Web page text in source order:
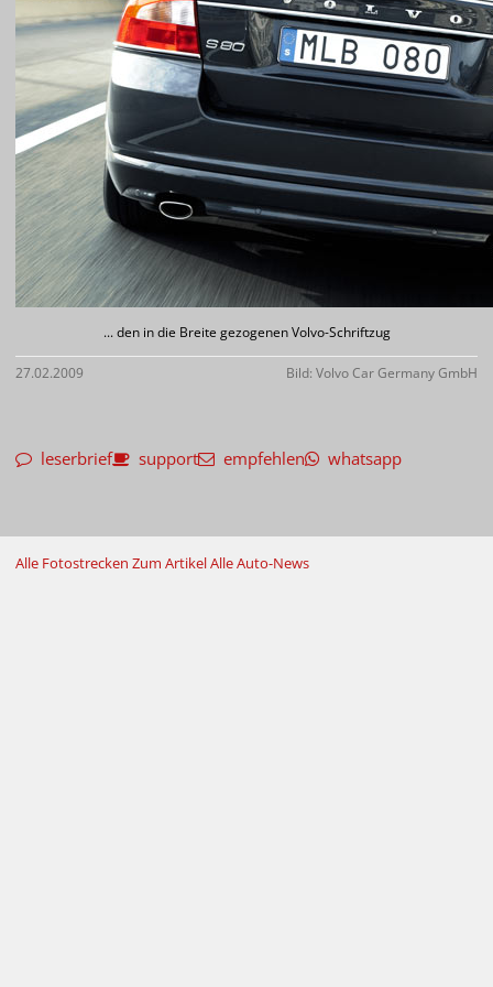
... den in die Breite gezogenen Volvo-Schriftzug
27.02.2009 Bild: Volvo Car Germany GmbH
leserbrief support empfehlen whatsapp
Alle Fotostrecken Zum ArtikelAlle Auto-News